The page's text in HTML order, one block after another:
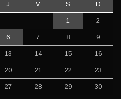
J V S D
1 2
6 7 8 9
13 14 15 16
20 21 22 23
27 28 29 30